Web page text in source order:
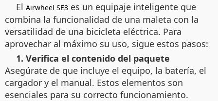
El Airwheel SE3 es un equipaje inteligente que
combina la funcionalidad de una maleta con la
versatilidad de una bicicleta eléctrica. Para
aprovechar al máximo su uso, sigue estos pasos:
1. Verifica el contenido del paquete
Asegúrate de que incluye el equipo, la batería, el
cargador y el manual. Estos elementos son
esenciales para su correcto funcionamiento.